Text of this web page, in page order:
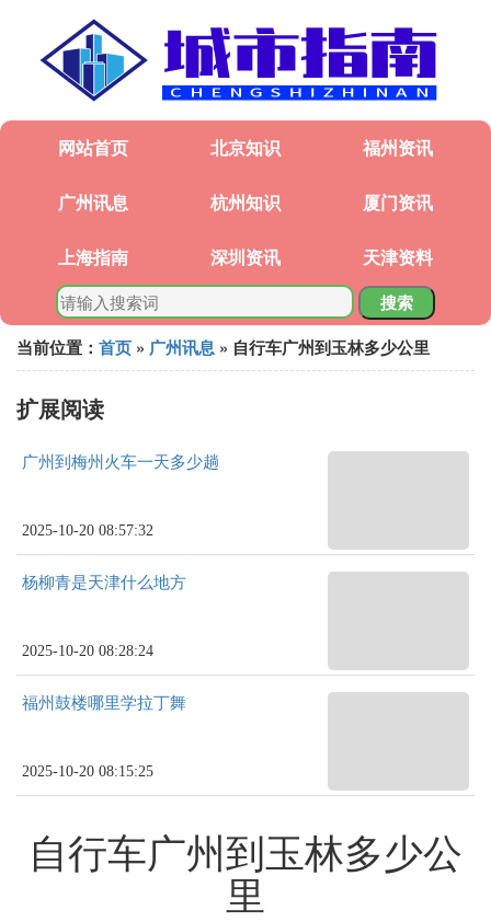
网站首页 北京知识 福州资讯
广州讯息 杭州知识 厦门资讯
上海指南 深圳资讯 天津资料
搜索
当前位置： 首页 » 广州讯息 » 自行车广州到玉林多少公里
扩展阅读
广州到梅州火车一天多少趟
2025-10-20 08:57:32
杨柳青是天津什么地方
2025-10-20 08:28:24
福州鼓楼哪里学拉丁舞
2025-10-20 08:15:25
自行车广州到玉林多少公
里